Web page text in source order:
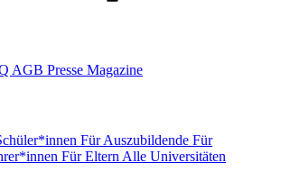
AGB Presse Magazine
Für Auszubildende Für
Für Eltern Alle Universitäten